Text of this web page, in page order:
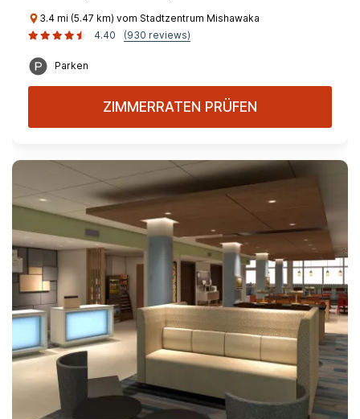
3.4 mi (5.47 km) vom Stadtzentrum Mishawaka
4.40
(930 reviews)
Parken
ZIMMERRATEN PRÜFEN